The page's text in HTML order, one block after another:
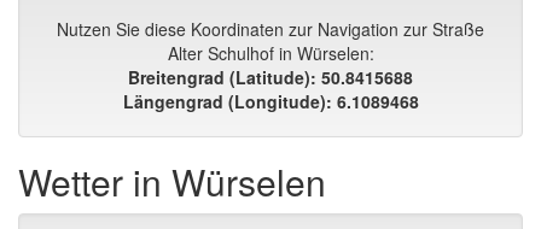
Nutzen Sie diese Koordinaten zur Navigation zur Straße
Alter Schulhof in Würselen:
Breitengrad (Latitude): 50.8415688
Längengrad (Longitude): 6.1089468
Wetter in Würselen